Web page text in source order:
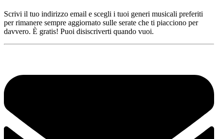
Scrivi il tuo indirizzo email e scegli i tuoi generi musicali preferiti
per rimanere sempre aggiornato sulle serate che ti piacciono per
davvero. È gratis! Puoi disiscriverti quando vuoi.